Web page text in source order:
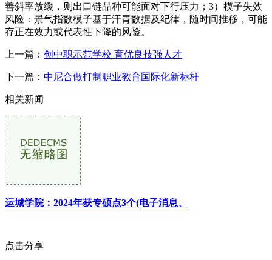
善斜率放缓，则出口链品种可能面对下行压力；3）模子失效
风险：景气指数模子基于汗青数据及纪律，随时间推移，可能
存正在效力或代表性下降的风险。
上一篇： 创中职示范学校 育优良技强人才
下一篇： 中尼合做打制职业教育国际化新标杆
相关新闻
运城学院：2024年获专硕点3个(电子消息、
点击分享